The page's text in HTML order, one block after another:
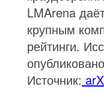
LMArena
крупным
рейтинги.
Источник: